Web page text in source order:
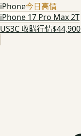
iPhone今日高價
iPhone 17 Pro Max 2T
US3C 收購行情$44,900